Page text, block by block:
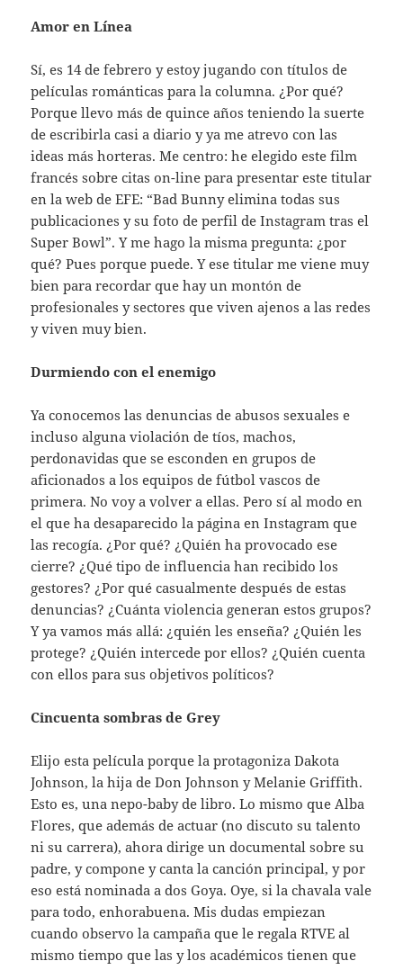
Amor en Línea
Sí, es 14 de febrero y estoy jugando con títulos de
películas románticas para la columna. ¿Por qué?
Porque llevo más de quince años teniendo la suerte
de escribirla casi a diario y ya me atrevo con las
ideas más horteras. Me centro: he elegido este film
francés sobre citas on-line para presentar este titular
en la web de EFE: “Bad Bunny elimina todas sus
publicaciones y su foto de perfil de Instagram tras el
Super Bowl”. Y me hago la misma pregunta: ¿por
qué? Pues porque puede. Y ese titular me viene muy
bien para recordar que hay un montón de
profesionales y sectores que viven ajenos a las redes
y viven muy bien.
Durmiendo con el enemigo
Ya conocemos las denuncias de abusos sexuales e
incluso alguna violación de tíos, machos,
perdonavidas que se esconden en grupos de
aficionados a los equipos de fútbol vascos de
primera. No voy a volver a ellas. Pero sí al modo en
el que ha desaparecido la página en Instagram que
las recogía. ¿Por qué? ¿Quién ha provocado ese
cierre? ¿Qué tipo de influencia han recibido los
gestores? ¿Por qué casualmente después de estas
denuncias? ¿Cuánta violencia generan estos grupos?
Y ya vamos más allá: ¿quién les enseña? ¿Quién les
protege? ¿Quién intercede por ellos? ¿Quién cuenta
con ellos para sus objetivos políticos?
Cincuenta sombras de Grey
Elijo esta película porque la protagoniza Dakota
Johnson, la hija de Don Johnson y Melanie Griffith.
Esto es, una nepo-baby de libro. Lo mismo que Alba
Flores, que además de actuar (no discuto su talento
ni su carrera), ahora dirige un documental sobre su
padre, y compone y canta la canción principal, y por
eso está nominada a dos Goya. Oye, si la chavala vale
para todo, enhorabuena. Mis dudas empiezan
cuando observo la campaña que le regala RTVE al
mismo tiempo que las y los académicos tienen que